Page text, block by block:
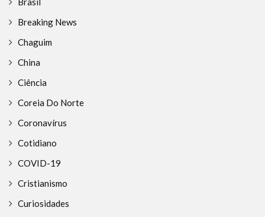
Breaking News
Chaguim
China
Ciência
Coreia Do Norte
Coronavírus
Cotidiano
COVID-19
Cristianismo
Curiosidades